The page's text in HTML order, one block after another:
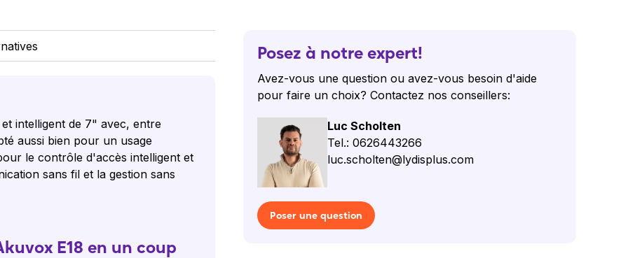
intelligent de 7" avec, entre
aussi bien pour un usage
le contrôle d'accès intelligent et
sans fil et la gestion sans
E18 en un coup
Posez à notre expert!
Avez-vous une question ou avez-vous besoin d'aide
pour faire un choix? Contactez nos conseillers:
Luc Scholten
Tel.: 0626443266
luc.scholten@lydisplus.com
Poser une question